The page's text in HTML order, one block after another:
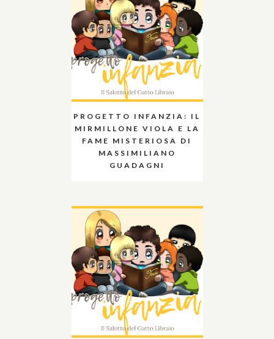
PROGETTO INFANZIA: IL
MIRMILLONE VIOLA E LA
FAME MISTERIOSA DI
MASSIMILIANO
GUADAGNI